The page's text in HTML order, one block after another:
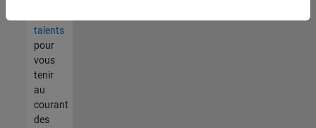
talents
pour
vous
tenir
au
courant
des